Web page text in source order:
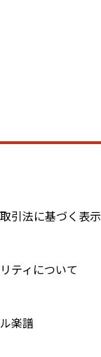
引法に基づく表示
ティについて
楽譜